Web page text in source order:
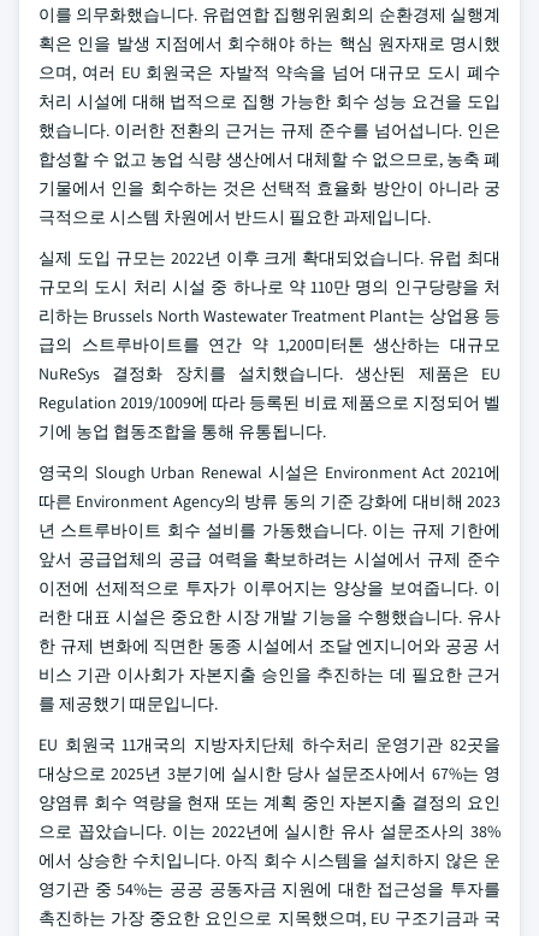
이를 의무화했습니다. 유럽연합 집행위원회의 순환경제 실행계
획은 인을 발생 지점에서 회수해야 하는 핵심 원자재로 명시했
으며, 여러 EU 회원국은 자발적 약속을 넘어 대규모 도시 폐수
처리 시설에 대해 법적으로 집행 가능한 회수 성능 요건을 도입
했습니다. 이러한 전환의 근거는 규제 준수를 넘어섭니다. 인은
합성할 수 없고 농업 식량 생산에서 대체할 수 없으므로, 농축 폐
기물에서 인을 회수하는 것은 선택적 효율화 방안이 아니라 궁
극적으로 시스템 차원에서 반드시 필요한 과제입니다.
실제 도입 규모는 2022년 이후 크게 확대되었습니다. 유럽 최대
규모의 도시 처리 시설 중 하나로 약 110만 명의 인구당량을 처
리하는 Brussels North Wastewater Treatment Plant는 상업용 등
급의 스트루바이트를 연간 약 1,200미터톤 생산하는 대규모
NuReSys 결정화 장치를 설치했습니다. 생산된 제품은 EU
Regulation 2019/1009에 따라 등록된 비료 제품으로 지정되어 벨
기에 농업 협동조합을 통해 유통됩니다.
영국의 Slough Urban Renewal 시설은 Environment Act 2021에
따른 Environment Agency의 방류 동의 기준 강화에 대비해 2023
년 스트루바이트 회수 설비를 가동했습니다. 이는 규제 기한에
앞서 공급업체의 공급 여력을 확보하려는 시설에서 규제 준수
이전에 선제적으로 투자가 이루어지는 양상을 보여줍니다. 이
러한 대표 시설은 중요한 시장 개발 기능을 수행했습니다. 유사
한 규제 변화에 직면한 동종 시설에서 조달 엔지니어와 공공 서
비스 기관 이사회가 자본지출 승인을 추진하는 데 필요한 근거
를 제공했기 때문입니다.
EU 회원국 11개국의 지방자치단체 하수처리 운영기관 82곳을
대상으로 2025년 3분기에 실시한 당사 설문조사에서 67%는 영
양염류 회수 역량을 현재 또는 계획 중인 자본지출 결정의 요인
으로 꼽았습니다. 이는 2022년에 실시한 유사 설문조사의 38%
에서 상승한 수치입니다. 아직 회수 시스템을 설치하지 않은 운
영기관 중 54%는 공공 공동자금 지원에 대한 접근성을 투자를
촉진하는 가장 중요한 요인으로 지목했으며, EU 구조기금과 국